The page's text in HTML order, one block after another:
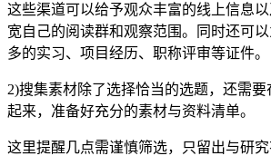
这些渠道可以给予观众丰富的线上信息
宽自己的阅读群和观察范围。同时还可
多的实习、项目经历、职称评审等证件。
2)搜集素材除了选择恰当的选题，还需
起来，准备好充分的素材与资料清单。
这里提醒几点需谨慎筛选，只留出与研究